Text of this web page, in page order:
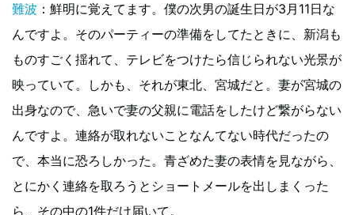
難波 ：鮮明に覚えてます。僕の次男の誕生日が3月11日な
んですよ。そのパーティーの準備をしてたときに、新潟も
ものすごく揺れて、テレビをつけたら信じられない光景が
映っていて。しかも、それが東北、宮城だと。妻が宮城の
出身なので、急いで妻の父親に電話をしたけど繋がらない
んですよ。連絡が取れないことなんてない時代だったの
で、本当に恐ろしかった。青ざめた妻の表情を見ながら、
とにかく連絡を取ろうとショートメールを出しまくった
ら、その中の1件だけ届いて。